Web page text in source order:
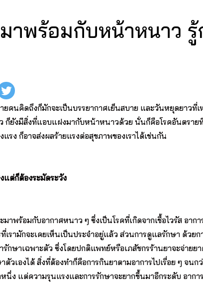
าพร้อมกับหน้าหนาว
ยคนคิดถึงก็มักจะเป็นบรรยากาศเย็นสบาย และวันหยุดยาวที่
ก็ยังมีสิ่งที่แอบแฝงมากับหน้าหนาวด้วย นั่นก็คือโรคอันตราย
รง ก็อาจส่งผลร้ายแรงต่อสุขภาพของเราได้เช่นกัน
แต่ก็ต้องระมัดระวัง
าพร้อมกับอากาศหนาว ๆ ซึ่งเป็นโรคที่เกิดจากเชื้อไวรัส อาก
เรามักจะเคยเห็นเป็นประจำอยู่แล้ว ส่วนการดูแลรักษา ด้วยก
กษาเฉพาะตัว ซึ่งโดยปกติแพทย์หรือเภสัชกรร้านยาจะจ่ายย
ตัวเองได้ สิ่งที่ต้องทำก็คือการกินยาตามอาการไปเรื่อย ๆ จนก
ง แต่ความรุนแรงและการรักษาจะยากขึ้นมาอีกระดับ อากา